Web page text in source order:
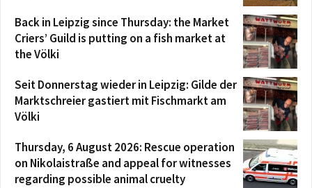
Back in Leipzig since Thursday: the Market
Criers’ Guild is putting on a fish market at
the Völki
Seit Donnerstag wieder in Leipzig: Gilde der
Marktschreier gastiert mit Fischmarkt am
Völki
Thursday, 6 August 2026: Rescue operation
on Nikolaistraße and appeal for witnesses
regarding possible animal cruelty